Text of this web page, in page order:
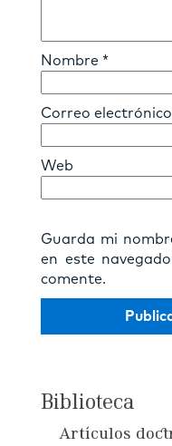
Nombre *
Correo electrónico
Web
Guarda mi
en este
comente.
Biblioteca
Artículos